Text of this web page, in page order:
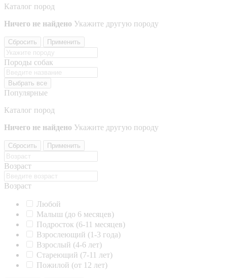
Каталог пород
Ничего не найдено Укажите другую породу
Сбросить Применить
Породы собак
Выбрать все
Популярные
Каталог пород
Ничего не найдено Укажите другую породу
Сбросить Применить
Возраст
Возраст
Любой
Малыш (до 6 месяцев)
Подросток (6-11 месяцев)
Взрослеющий (1-3 года)
Взрослый (4-6 лет)
Стареющий (7-11 лет)
Пожилой (от 12 лет)